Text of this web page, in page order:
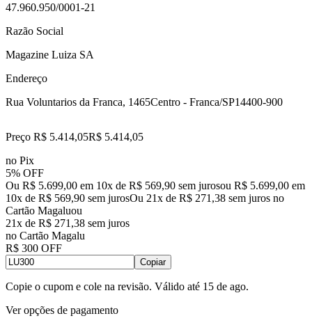
47.960.950/0001-21
Razão Social
Magazine Luiza SA
Endereço
Rua Voluntarios da Franca, 1465Centro - Franca/SP14400-900
Preço R$ 5.414,05R$ 5.414,05
no Pix
5% OFF
Ou R$ 5.699,00 em 10x de R$ 569,90 sem jurosou R$ 5.699,00 em
10x de R$ 569,90 sem jurosOu 21x de R$ 271,38 sem juros no
Cartão Magaluou
21x de R$ 271,38 sem juros
no Cartão Magalu
R$ 300 OFF
Copiar
Copie o cupom e cole na revisão. Válido até 15 de ago.
Ver opções de pagamento